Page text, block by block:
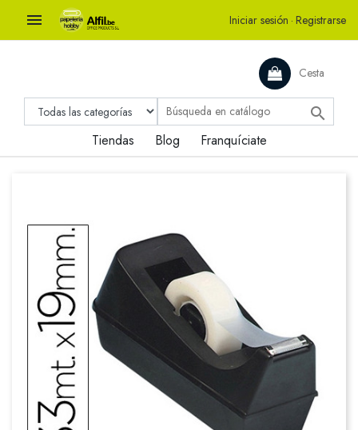
 Iniciar sesión · Registrarse
Cesta

Tiendas Blog Franquíciate